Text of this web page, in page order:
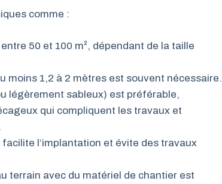
comme :
50 et 100 m², dépendant de la taille
moins 1,2 à 2 mètres est souvent nécessaire.
légèrement sableux) est préférable,
qui compliquent les travaux et
l’implantation et évite des travaux
terrain avec du matériel de chantier est